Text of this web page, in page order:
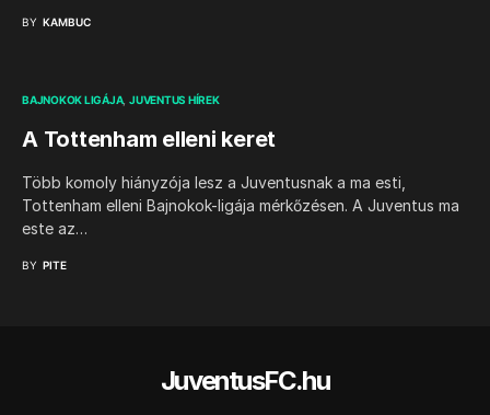
BY KAMBUC
BAJNOKOK LIGÁJA JUVENTUS HÍREK
A Tottenham elleni keret
Több komoly hiányzója lesz a Juventusnak a ma esti,
Tottenham elleni Bajnokok-ligája mérkőzésen. A Juventus ma
este az…
BY PITE
JuventusFC.hu